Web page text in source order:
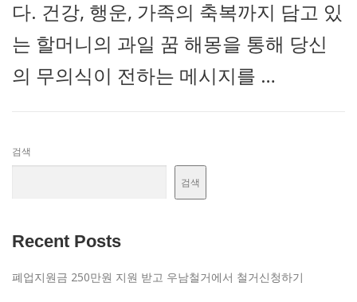
다. 건강, 행운, 가족의 축복까지 담고 있
는 할머니의 과일 꿈 해몽을 통해 당신
의 무의식이 전하는 메시지를 …
검색
검색
Recent Posts
폐업지원금 250만원 지원 받고 우남철거에서 철거신청하기